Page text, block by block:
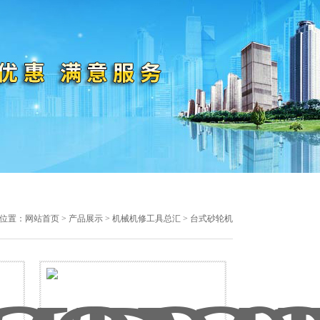
置： 网站首页 > 产品展示 > 机械机修工具总汇 > 台式砂轮机